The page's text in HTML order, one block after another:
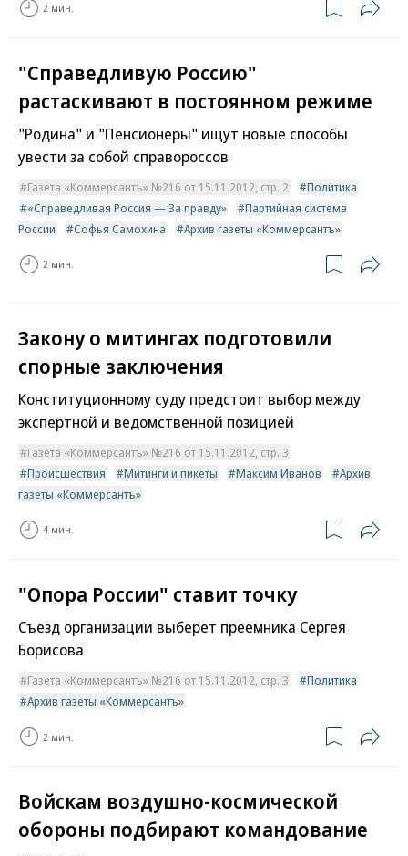
2 мин.
"Справедливую Россию"
растаскивают в постоянном режиме
"Родина" и "Пенсионеры" ищут новые способы
увести за собой справороссов
Газета «Коммерсантъ» №216 от 15.11.2012, стр. 2
Политика
«Справедливая Россия — За правду»
Партийная система
России
Софья Самохина Архив газеты «Коммерсантъ»
2 мин.
Закону о митингах подготовили
спорные заключения
Конституционному суду предстоит выбор между
экспертной и ведомственной позицией
Газета «Коммерсантъ» №216 от 15.11.2012, стр. 3
Происшествия
Митинги и пикеты Максим Иванов
Архив
газеты «Коммерсантъ»
4 мин.
"Опора России" ставит точку
Съезд организации выберет преемника Сергея
Борисова
Газета «Коммерсантъ» №216 от 15.11.2012, стр. 3
Политика
Архив газеты «Коммерсантъ»
2 мин.
Войскам воздушно-космической
обороны подбирают командование